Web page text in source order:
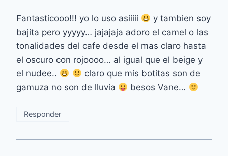
Fantasticooo!!! yo lo uso asiiiii
y tambien soy
bajita pero yyyyy… jajajaja adoro el camel o las
tonalidades del cafe desde el mas claro hasta
el oscuro con rojoooo… al igual que el beige y
el nudee..
claro que mis botitas son de
gamuza no son de lluvia
besos Vane…
Responder